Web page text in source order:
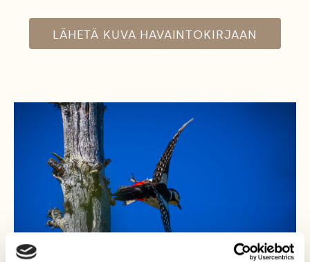
LÄHETÄ KUVA HAVAINTOKIRJAAN